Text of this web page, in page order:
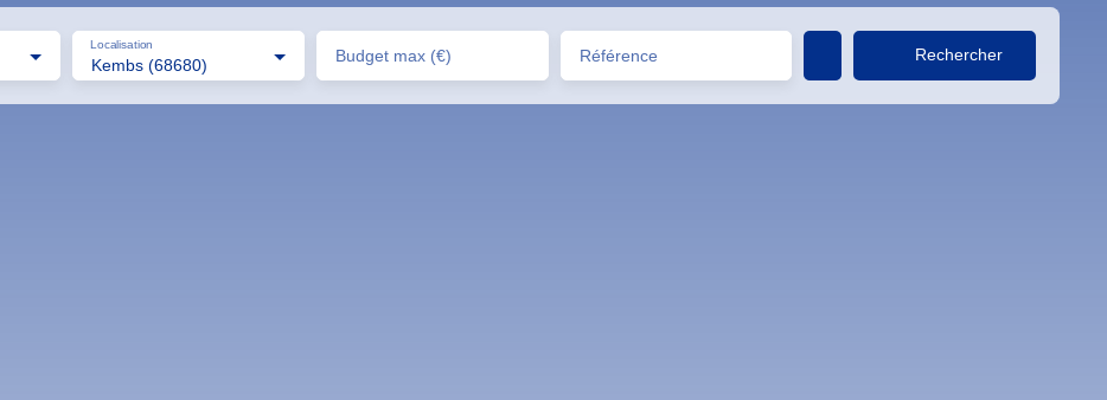
Kembs (68680)
Localisation
Budget max (€) Référence Rechercher